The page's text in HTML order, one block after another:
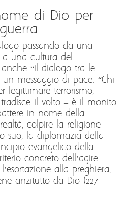
di Dio per
passando da una
una cultura del
“il dialogo tra le
messaggio di pace. “Chi
legittimare terrorismo,
il volto – è il monito
in nome della
colpire la religione
suo, la diplomazia della
evangelico della
concreto dell’agire
alla preghiera,
anzitutto da Dio (227-